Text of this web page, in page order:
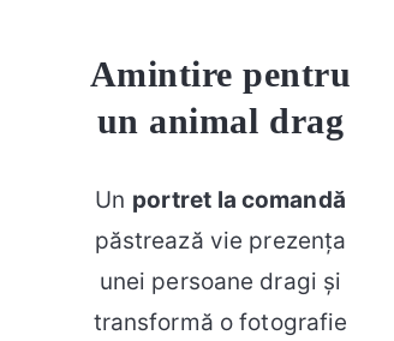
Amintire pentru
un animal drag
Un portret la comandă
păstrează vie prezența
unei persoane dragi și
transformă o fotografie